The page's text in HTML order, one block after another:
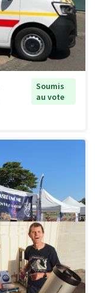
Soumis
au vote